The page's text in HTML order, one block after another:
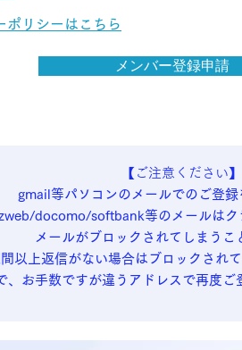
ポリシーはこちら
メンバー登録申請
【ご注意ください】
gmail等パソコンのメールでのご登録
docomo/softbank等のメールはク
メールがブロックされてしまうこ
以上返信がない場合はブロックされ
、お手数ですが違うアドレスで再度ご